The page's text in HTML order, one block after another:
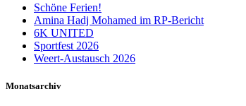
Schöne Ferien!
Amina Hadj Mohamed im RP-Bericht
6K UNITED
Sportfest 2026
Weert-Austausch 2026
Monatsarchiv